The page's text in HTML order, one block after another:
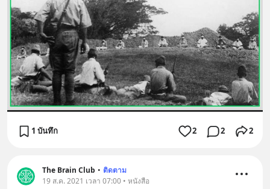
1 บันทึก 2 2 2
The Brain Club • ติดตาม
19 ส.ค. 2021 เวลา 07:00 • หนังสือ